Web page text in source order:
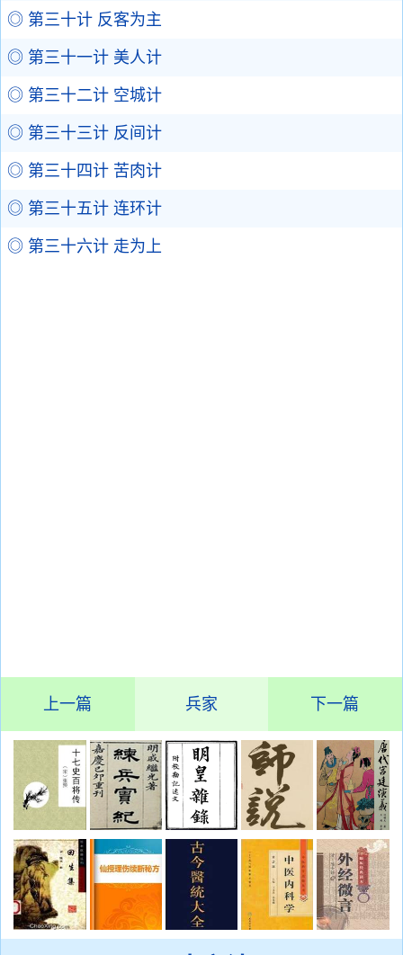
◎ 第三十计 反客为主
◎ 第三十一计 美人计
◎ 第三十二计 空城计
◎ 第三十三计 反间计
◎ 第三十四计 苦肉计
◎ 第三十五计 连环计
◎ 第三十六计 走为上
上一篇 兵家 下一篇